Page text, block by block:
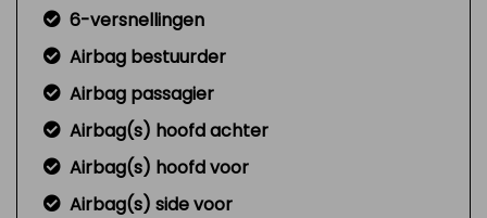
6-versnellingen
Airbag bestuurder
Airbag passagier
Airbag(s) hoofd achter
Airbag(s) hoofd voor
Airbag(s) side voor